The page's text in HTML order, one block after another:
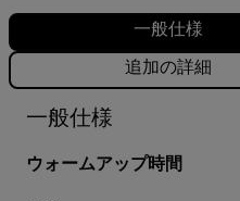
一般仕様
追加の詳細
一般仕様
ウォームアップ時間